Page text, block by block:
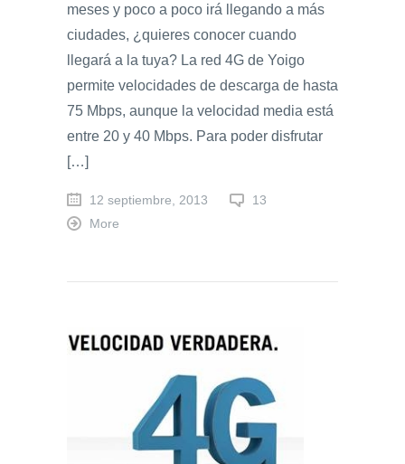
meses y poco a poco irá llegando a más
ciudades, ¿quieres conocer cuando
llegará a la tuya? La red 4G de Yoigo
permite velocidades de descarga de hasta
75 Mbps, aunque la velocidad media está
entre 20 y 40 Mbps. Para poder disfrutar
[…]
12 septiembre, 2013
13
More